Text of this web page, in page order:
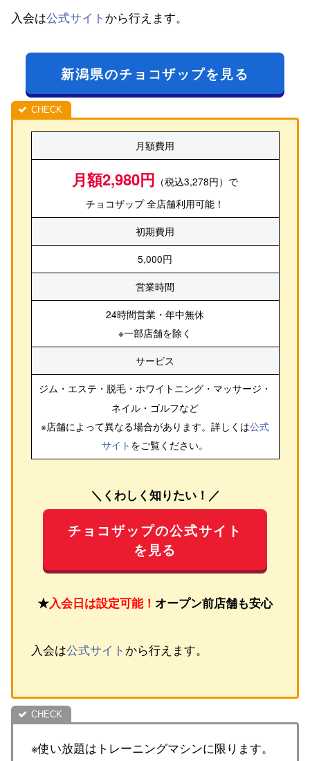
入会は公式サイト から行えます。
新潟県のチョコザップを見る
月額費用
月額2,980円 （税込3,278円）で
チョコザップ 全店舗利用可能！
初期費用
5,000円
営業時間
24時間営業・年中無休
※一部店舗を除く
サービス
ジム・エステ・脱毛・ホワイトニング・マッサージ・
ネイル・ゴルフなど
※店舗によって異なる場合があります。詳しくは公式
サイト をご覧ください。
＼くわしく知りたい！／
チョコザップの公式サイト
を見る
★入会日は設定可能！ オープン前店舗も安心
入会は公式サイト から行えます。
※使い放題はトレーニングマシンに限ります。